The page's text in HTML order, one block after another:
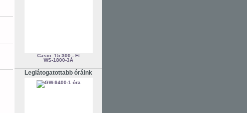
Casio 15.300,- Ft
WS-1800-3A
Leglátogatottabb óráink